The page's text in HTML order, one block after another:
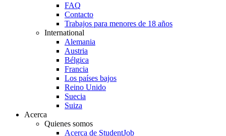
FAQ
Contacto
Trabajos para menores de 18 años
International
Alemania
Austria
Bélgica
Francia
Los países bajos
Reino Unido
Suecia
Suiza
Acerca
Quienes somos
Acerca de StudentJob